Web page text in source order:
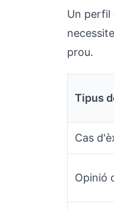
Un perfil
prou.
Tipus
Cas
Opinió